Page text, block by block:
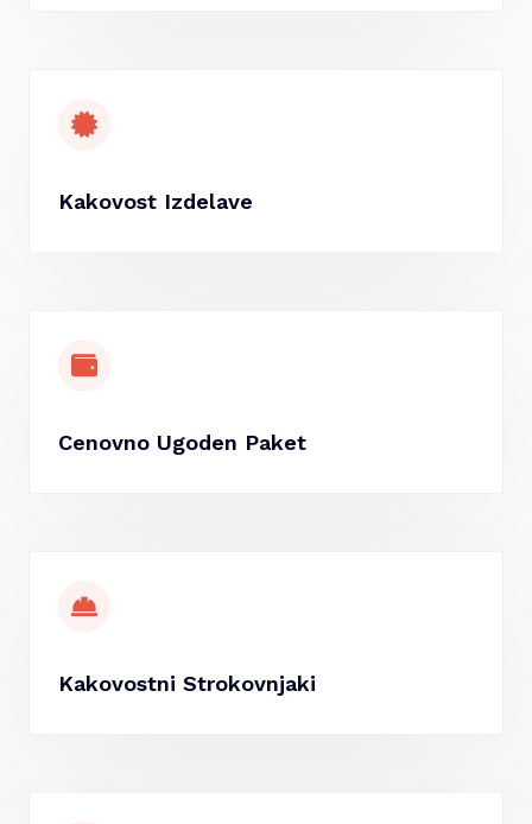
Kakovost Izdelave
Cenovno Ugoden Paket
Kakovostni Strokovnjaki